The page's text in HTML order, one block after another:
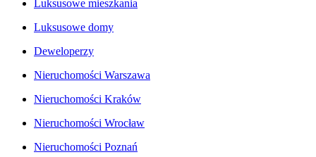
Luksusowe mieszkania
Luksusowe domy
Deweloperzy
Nieruchomości Warszawa
Nieruchomości Kraków
Nieruchomości Wrocław
Nieruchomości Poznań